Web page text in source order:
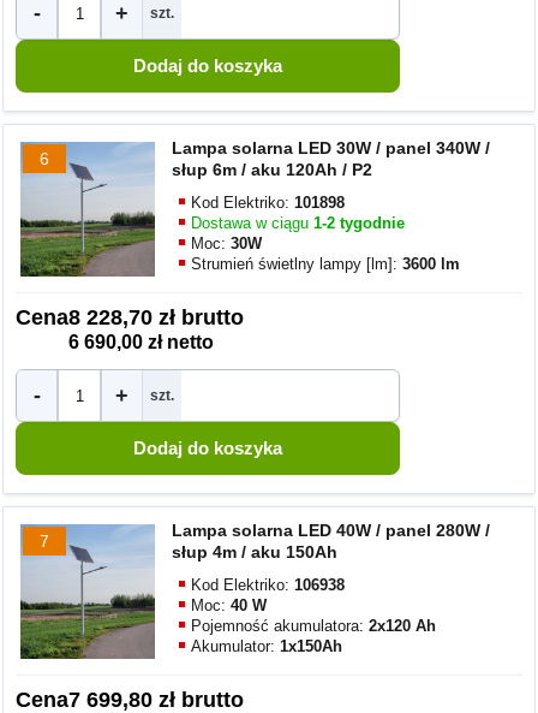
- + szt.
6
Lampa solarna LED 30W / panel 340W /
słup 6m / aku 120Ah / P2
Kod Elektriko:101898
Dostawa w ciągu1-2 tygodnie
Moc:30W
Strumień świetlny lampy [lm]:3600 lm
Cena8 228,70 zł brutto
6 690,00 zł netto
- + szt.
7
Lampa solarna LED 40W / panel 280W /
słup 4m / aku 150Ah
Kod Elektriko:106938
Moc:40 W
Pojemność akumulatora:2x120 Ah
Akumulator:1x150Ah
Cena7 699,80 zł brutto